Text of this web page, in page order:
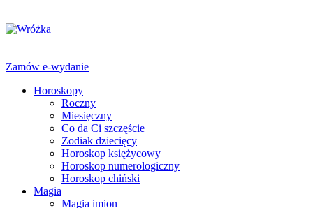
Zamów e-wydanie
Horoskopy
Roczny
Miesięczny
Co da Ci szczęście
Zodiak dziecięcy
Horoskop księżycowy
Horoskop numerologiczny
Horoskop chiński
Magia
Magia imion